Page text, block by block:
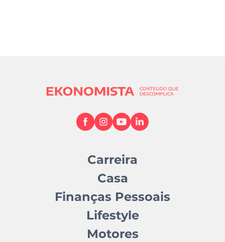
Carreira
Casa
Finanças Pessoais
Lifestyle
Motores